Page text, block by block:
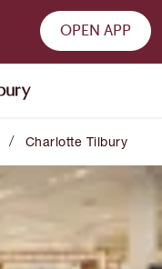
OPEN APP
/ Charlotte Tilbury